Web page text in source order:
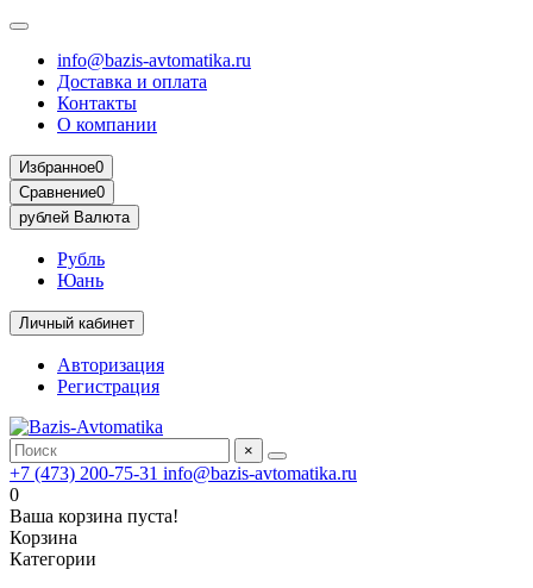
info@bazis-avtomatika.ru
Доставка и оплата
Контакты
О компании
Избранное0
Сравнение0
рублей Валюта
Рубль
Юань
Личный кабинет
Авторизация
Регистрация
×
+7 (473) 200-75-31 info@bazis-avtomatika.ru
0
Ваша корзина пуста!
Корзина
Категории